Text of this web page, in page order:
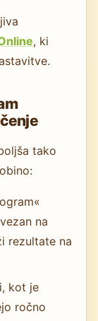
, ki
tako
na
rezultate na
kot je
ročno